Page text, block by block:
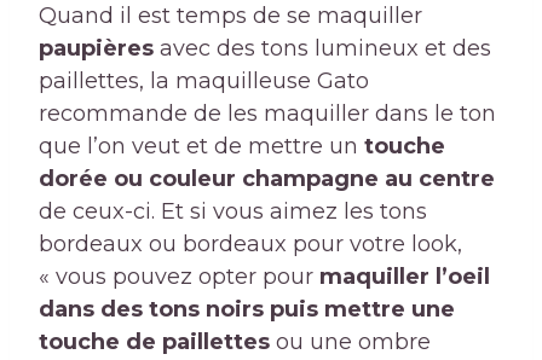
Quand il est temps de se maquiller
paupières avec des tons lumineux et des
paillettes, la maquilleuse Gato
recommande de les maquiller dans le ton
que l’on veut et de mettre un touche
dorée ou couleur champagne au centre
de ceux-ci. Et si vous aimez les tons
bordeaux ou bordeaux pour votre look,
« vous pouvez opter pour maquiller l’oeil
dans des tons noirs puis mettre une
touche de paillettes ou une ombre